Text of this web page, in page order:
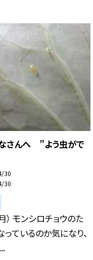
さんへ ”よう虫がで
30
30
） モンシロチョウのた
っているのか気になり、